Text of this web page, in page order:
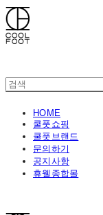
HOME
쿨풋쇼핑
쿨풋브랜드
문의하기
공지사항
휴웰종합몰